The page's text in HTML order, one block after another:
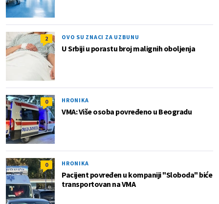
2 OVO SU ZNACI ZA UZBUNU
U Srbiji u porastu broj malignih oboljenja
0 HRONIKA
VMA: Više osoba povređeno u Beogradu
0 HRONIKA
Pacijent povređen u kompaniji "Sloboda" biće
transportovan na VMA